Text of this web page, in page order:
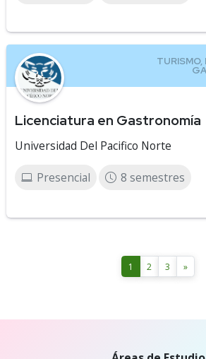
Licenciatura en Gastronomía
Universidad Del Pacifico Norte
Presencial 8 semestres
1 2 3 »